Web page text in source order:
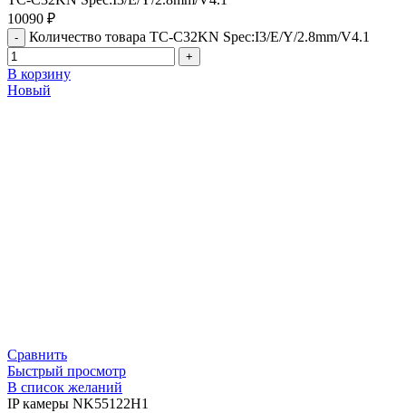
10090 ₽
Количество товара TC-C32KN Spec:I3/E/Y/2.8mm/V4.1
В корзину
Новый
Сравнить
Быстрый просмотр
В список желаний
IP камеры NK55122H1